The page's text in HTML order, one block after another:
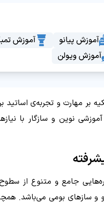
آموزش پیانو آموزش
آموزش ویولن
بر مهارت و تجربه‌ی
آموزشی نوین و سازگار با
جامع و متنوع از
و سازهای بومی می‌باشد.